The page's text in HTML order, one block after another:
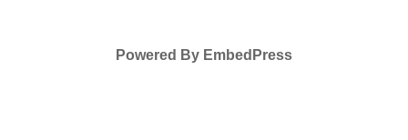
Powered By EmbedPress